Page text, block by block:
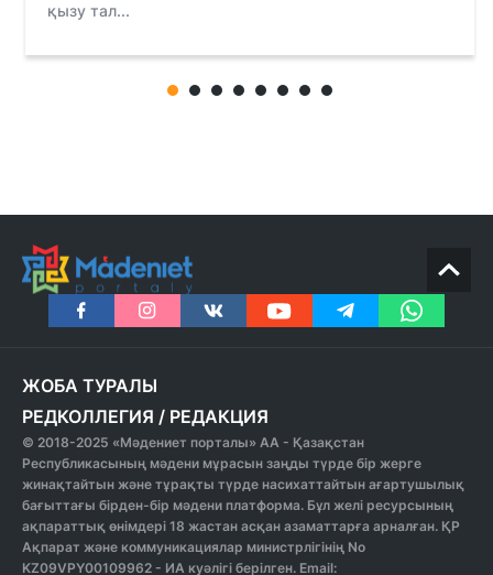
қызу тал...
ЖОБА ТУРАЛЫ
РЕДКОЛЛЕГИЯ / РЕДАКЦИЯ
© 2018-2025 «Мәдениет порталы» АА - Қазақстан
Республикасының мәдени мұрасын заңды түрде бір жерге
жинақтайтын және тұрақты түрде насихаттайтын ағартушылық
бағыттағы бірден-бір мәдени платформа. Бұл желі ресурсының
ақпараттық өнімдері 18 жастан асқан азаматтарға арналған. ҚР
Ақпарат және коммуникациялар министрлігінің No
KZ09VPY00109962 - ИА куәлігі берілген. Email: